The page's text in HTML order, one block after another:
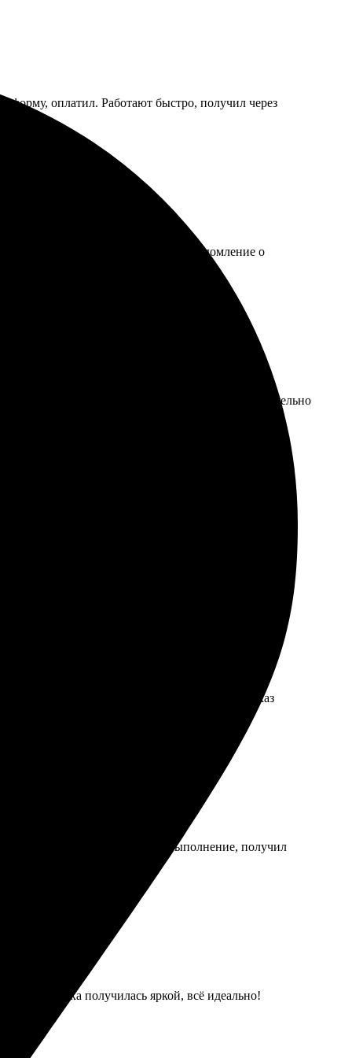
форму, оплатил. Работают быстро, получил через
оформления. Быстро пришло уведомление о
яркие. Доставка порадовала быстротой. Обязательно
Оформление заказа заняло всего несколько
на вопросы, разъяснили все детали. Заказ
Рекомендую, если нужно что-то особенное!
Огромный плюс - быстрое выполнение, получил
Картинка получилась яркой, всё идеально!